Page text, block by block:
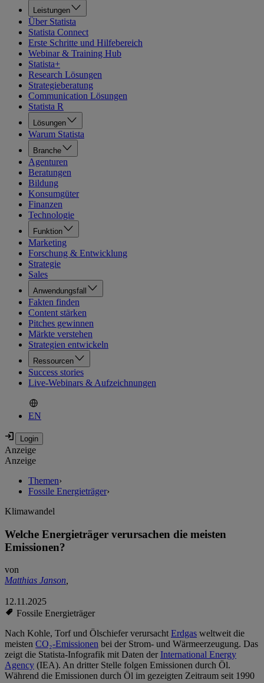
Leistungen
Über Statista
Statista Connect
Erste Schritte und Hilfebereich
Webinar & Training Hub
Statista+
Research Lösungen
Strategieberatung
Communication Lösungen
Statista R
Lösungen
Warum Statista
Branche
Agenturen
Beratungen
Bildung
Konsumgüter
Finanzen
Technologie
Funktion
Marketing
Forschung & Entwicklung
Strategie
Sales
Anwendungsfall
Fakten finden
Content stärken
Pitches gewinnen
Märkte verstehen
Strategien entwickeln
Ressourcen
Success stories
Live-Webinars & Aufzeichnungen
EN
Anzeige
Anzeige
Themen›
Fossile Energieträger›
Klimawandel
Welche Energieträger verursachen die meisten
Emissionen?
von
Matthias Janson,
12.11.2025
Fossile Energieträger
Nach Kohle, Torf und Ölschiefer verursachtErdgas weltweit die
meisten CO₂-Emissionen bei der Strom- und Wärmeerzeugung. Das
zeigt die Statista-Infografik mit Daten derInternational Energy
Agency (IEA). An dritter Stelle folgen Emissionen durch Öl.
Während die Emissionen durch Öl im gezeigten Zeitraum seit 1990